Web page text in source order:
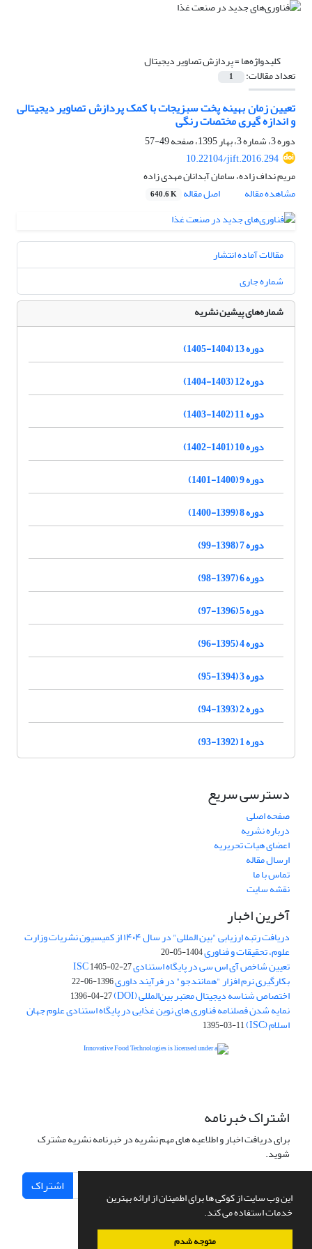
این وب سایت از کوکی ها برای اطمینان از ارائه بهترین
خدمات استفاده می کند.
متوجه شدم
کلیدواژه‌ها =پردازش تصاویر دیجیتال
تعداد مقالات: 1
تعیین زمان بهینه پخت سبزیجات با کمک پردازش تصاویر دیجیتالی
و اندازه گیری مختصات رنگی
دوره 3، شماره 3، بهار 1395، صفحه
49-57
10.22104/jift.2016.294
مریم نداف زاده، سامان آبدانان مهدی زاده
مشاهده مقاله
اصل مقاله 640.6 K
مقالات آماده انتشار
شماره جاری
شماره‌های پیشین نشریه
دوره 13 (1404-1405)
دوره 12 (1403-1404)
دوره 11 (1402-1403)
دوره 10 (1401-1402)
دوره 9 (1400-1401)
دوره 8 (1399-1400)
دوره 7 (1398-99)
دوره 6 (1397-98)
دوره 5 (1396-97)
دوره 4 (1395-96)
دوره 3 (1394-95)
دوره 2 (1393-94)
دوره 1 (1392-93)
دسترسی سریع
صفحه اصلی
درباره نشریه
اعضای هیات تحریریه
ارسال مقاله
تماس با ما
نقشه سایت
آخرین اخبار
دریافت رتبه ارزیابی "بین المللی" در سال ۱۴۰۴ از کمیسیون نشریات وزارت
علوم، تحقیقات و فناوری1404-05-20
تعیین شاخص آی اس سی در پایگاه استنادی ISC1405-02-27
بکارگیری نرم افزار "همانندجو" در فرآیند داوری1396-06-22
اختصاص شناسه دیجیتال معتبر بین‌المللی (DOI) 1396-04-27
نمایه شدن فصلنامه فناوری های نوین غذایی در پایگاه استنادی علوم جهان
اسلام (ISC) 1395-03-11
اشتراک خبرنامه
برای دریافت اخبار و اطلاعیه های مهم نشریه در خبرنامه نشریه مشترک
شوید.
اشتراک